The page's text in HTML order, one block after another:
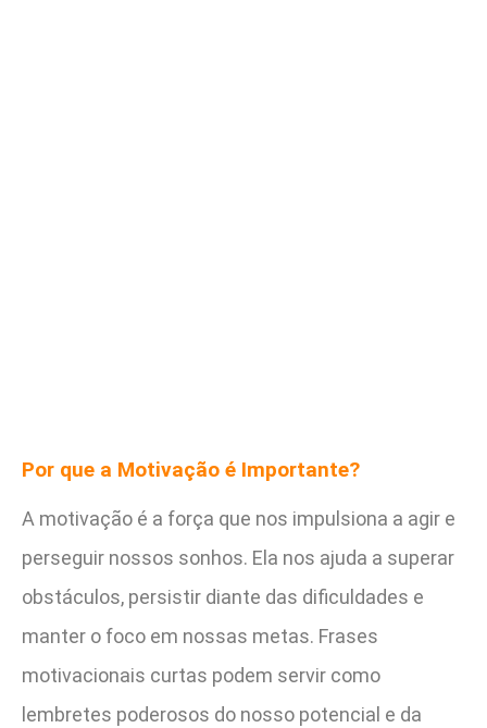
Por que a Motivação é Importante?
A motivação é a força que nos impulsiona a agir e
perseguir nossos sonhos. Ela nos ajuda a superar
obstáculos, persistir diante das dificuldades e
manter o foco em nossas metas. Frases
motivacionais curtas podem servir como
lembretes poderosos do nosso potencial e da